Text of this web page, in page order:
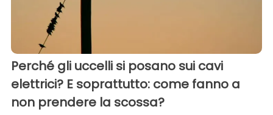
Perché gli uccelli si posano sui cavi
elettrici? E soprattutto: come fanno a
non prendere la scossa?